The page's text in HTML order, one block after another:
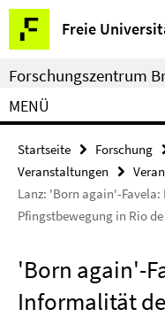
Springe
direkt
zu
Inhalt
Freie
Service-
Navigation
Forschungszentrum
MENÜ
Startseite Forschung
Veranstaltungen
Lanz: 'Born again'-
Pfingstbewegung in Rio
'Born again'-
Informalität